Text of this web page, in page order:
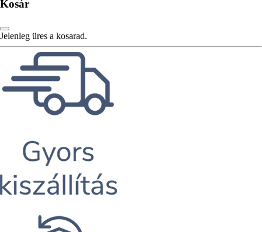
Kosár
Jelenleg üres a kosarad.